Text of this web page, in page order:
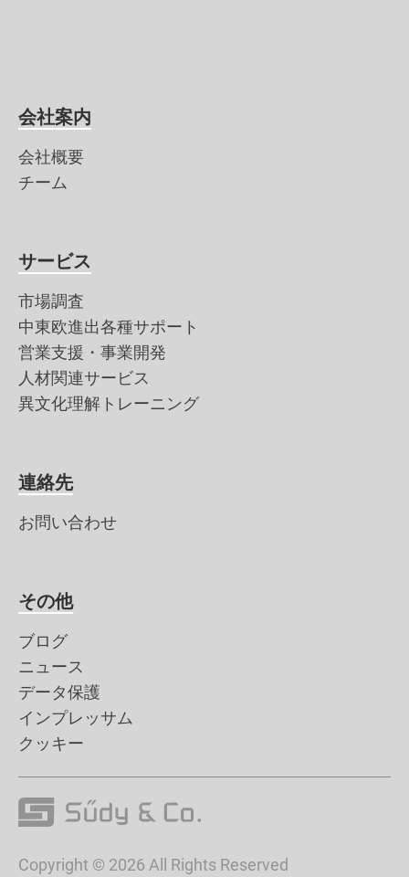
会社案内
会社概要
チーム
サービス
市場調査
中東欧進出各種サポート
営業支援・事業開発
人材関連サービス
異文化理解トレーニング
連絡先
お問い合わせ
その他
ブログ
ニュース
データ保護
インプレッサム
クッキー
Copyright © 2026 All Rights Reserved